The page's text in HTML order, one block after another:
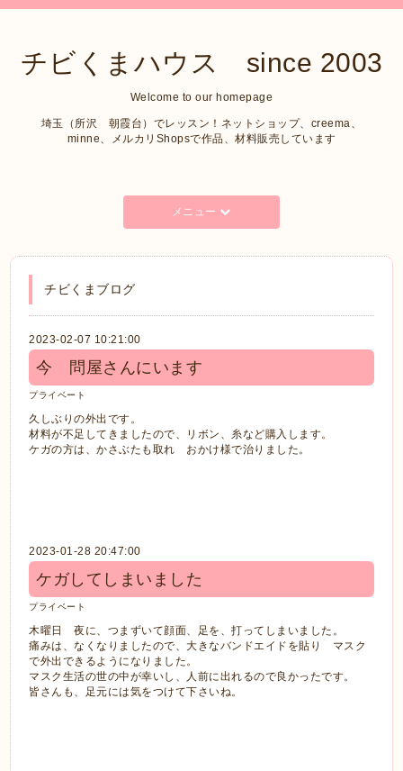
チビくまハウス since 2003
Welcome to our homepage
埼玉（所沢 朝霞台）でレッスン！ネットショップ、creema、
minne、メルカリShopsで作品、材料販売しています
メニュー
チビくまブログ
2023-02-07 10:21:00
今 問屋さんにいます
プライベート
久しぶりの外出です。
材料が不足してきましたので、リボン、糸など購入します。
ケガの方は、かさぶたも取れ おかけ様で治りました。
2023-01-28 20:47:00
ケガしてしまいました
プライベート
木曜日 夜に、つまずいて顔面、足を、打ってしまいました。
痛みは、なくなりましたので、大きなバンドエイドを貼り マスク
で外出できるようになりました。
マスク生活の世の中が幸いし、人前に出れるので良かったです。
皆さんも、足元には気をつけて下さいね。